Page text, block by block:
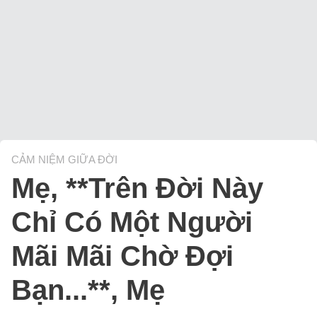
CẢM NIỆM GIỮA ĐỜI
Mẹ, **Trên Đời Này
Chỉ Có Một Người
Mãi Mãi Chờ Đợi
Bạn...**, Mẹ